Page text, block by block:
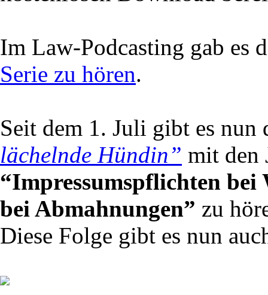
Im Law-Podcasting gab es
Serie zu hören.
Seit dem 1. Juli gibt es
lächelnde Hündin” mit den
“Impressumspflichten bei
bei Abmahnungen” zu
Diese Folge gibt es nun